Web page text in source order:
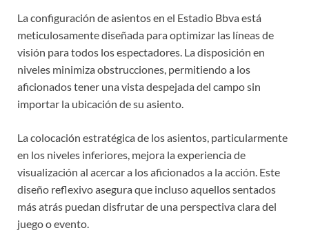
La configuración de asientos en el Estadio Bbva está
meticulosamente diseñada para optimizar las líneas de
visión para todos los espectadores. La disposición en
niveles minimiza obstrucciones, permitiendo a los
aficionados tener una vista despejada del campo sin
importar la ubicación de su asiento.
La colocación estratégica de los asientos, particularmente
en los niveles inferiores, mejora la experiencia de
visualización al acercar a los aficionados a la acción. Este
diseño reflexivo asegura que incluso aquellos sentados
más atrás puedan disfrutar de una perspectiva clara del
juego o evento.